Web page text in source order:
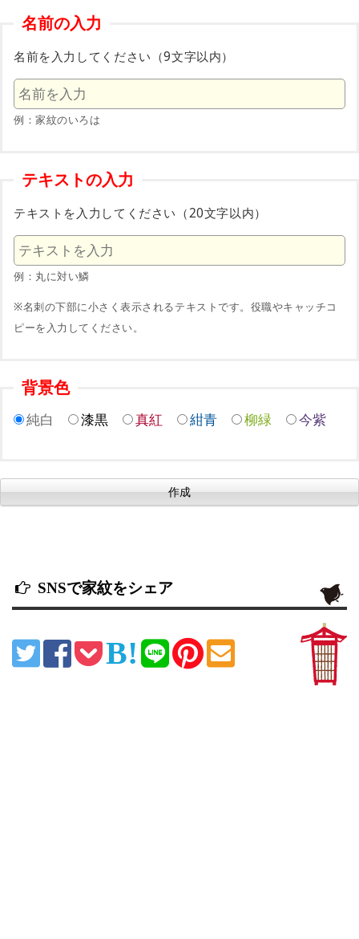
名前の入力
名前を入力してください（9文字以内）
例：家紋のいろは
テキストの入力
テキストを入力してください（20文字以内）
例：丸に対い鱗
※名刺の下部に小さく表示されるテキストです。役職やキャッチコ
ピーを入力してください。
背景色
純白 漆黒 真紅 紺青 柳緑 今紫
SNSで家紋をシェア